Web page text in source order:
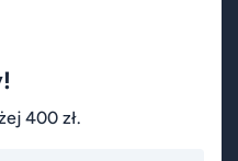
400 zł.